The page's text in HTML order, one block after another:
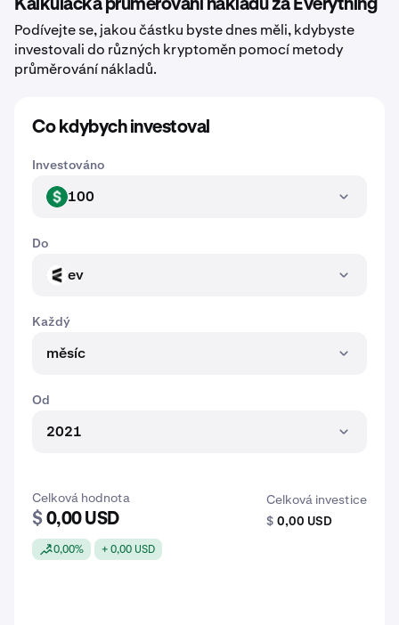
Kalkulačka průměrování nákladů za Everything
Podívejte se, jakou částku byste dnes měli, kdybyste
investovali do různých kryptoměn pomocí metody
průměrování nákladů.
Co kdybych investoval
Investováno
USD 100
Do
EV ev
Každý
měsíc
Od
2021
Celková hodnota
$ 0,00 USD
0,00% + 0,00 USD
Celková investice
$ 0,00 USD